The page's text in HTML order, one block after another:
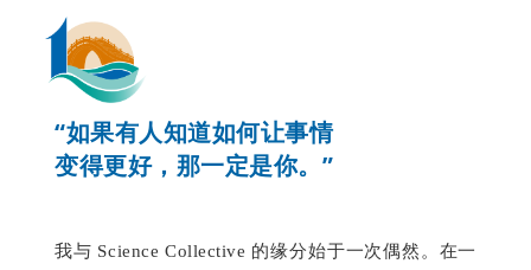
“如果有人知道如何让事情
变得更好，那一定是你。”
我与 Science Collective 的缘分始于一次偶然。在一